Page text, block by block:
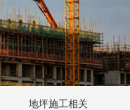
地坪施工相关